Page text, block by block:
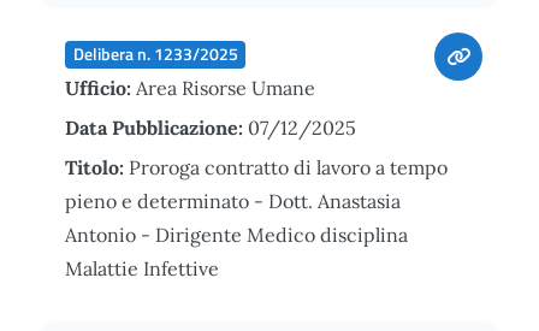
Delibera n. 1233/2025
Ufficio: Area Risorse Umane
Data Pubblicazione: 07/12/2025
Titolo: Proroga contratto di lavoro a tempo
pieno e determinato - Dott. Anastasia
Antonio - Dirigente Medico disciplina
Malattie Infettive